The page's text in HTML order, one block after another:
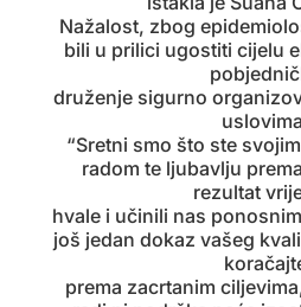
Nažalost, zbog
bili u prilici ugostiti cijelu
druženje sigurno
“Sretni smo što ste
radom te ljubavlju
rezultat
hvale i učinili nas
još jedan dokaz vašeg
prema zacrtanim